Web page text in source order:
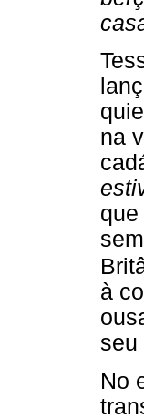
na
à
seu
No